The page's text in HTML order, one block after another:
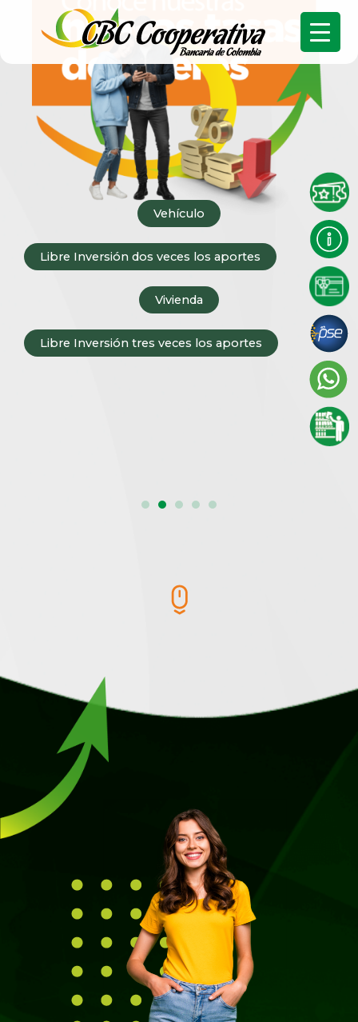
Vehículo
Libre Inversión dos veces los aportes
Vivienda
Libre Inversión tres veces los aportes